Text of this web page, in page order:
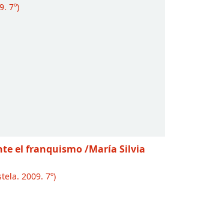
7º)
el franquismo/María Silvia
2009. 7º)